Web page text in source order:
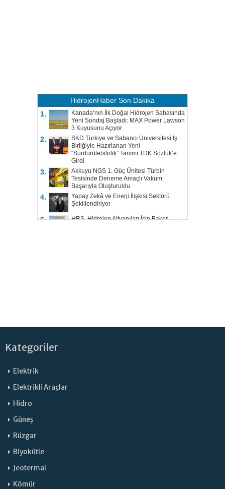
HidrojenHaber Son Dakika
1.
Kanada’nın İlk Doğal Hidrojen Sahasında
Yeni Sondaj Başladı: MAX Power Lawson
3 Kuyusunu Açıyor
2.
SKD Türkiye ve Sabancı Üniversitesi İş
Birliğiyle Hazırlanan Yeni
“Sürdürülebilirlik” Tanımı TDK Sözlük’e
Girdi
3.
Akkuyu NGS 1. Güç Ünitesi Türbin
Tesisinde Deneme Amaçlı Vakum
Başarıyla Oluşturuldu
4.
Yapay Zekâ ve Enerji İlişkisi Sektörü
Şekillendiriyor
5.
HRS, Hidrojen Altyapıları İçin Baker
Kategoriler
Elektrik
Elektrikli Araçlar
Hidro
Güneş
Rüzgar
Biyokütle
Jeotermal
Kömür